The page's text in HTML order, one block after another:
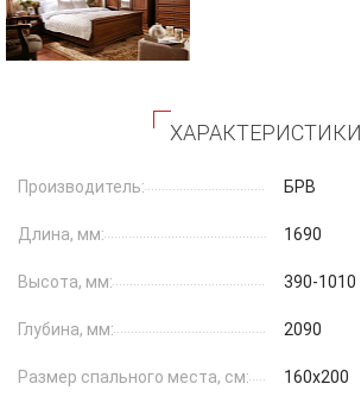
ХАРАКТЕРИСТИКИ
Производитель: БРВ
Длина, мм: 1690
Высота, мм: 390-1010
Глубина, мм: 2090
Размер спального места, см: 160x200